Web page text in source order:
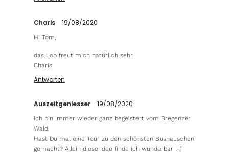
Charis 19/08/2020
Hi Tom,
das Lob freut mich natürlich sehr.
Charis
Antworten
Auszeitgeniesser 19/08/2020
Ich bin immer wieder ganz begeistert vom Bregenzer
Wald.
Hast Du mal eine Tour zu den schönsten Bushäuschen
gemacht? Allein diese Idee finde ich wunderbar :-)